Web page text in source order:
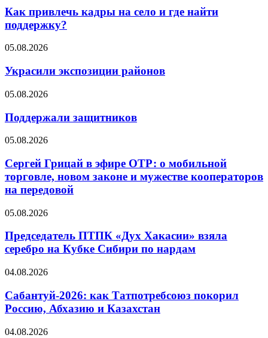
Как привлечь кадры на село и где найти
поддержку?
05.08.2026
Украсили экспозиции районов
05.08.2026
Поддержали защитников
05.08.2026
Сергей Грицай в эфире ОТР: о мобильной
торговле, новом законе и мужестве кооператоров
на передовой
05.08.2026
Председатель ПТПК «Дух Хакасии» взяла
серебро на Кубке Сибири по нардам
04.08.2026
Сабантуй-2026: как Татпотребсоюз покорил
Россию, Абхазию и Казахстан
04.08.2026